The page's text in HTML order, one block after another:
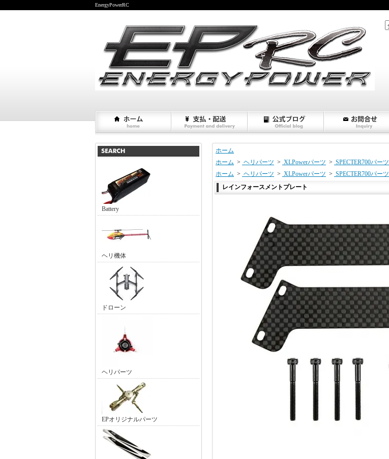
EnergyPowerRC
Battery
ヘリ機体
ドローン
ヘリパーツ
EPオリジナルパーツ
ホーム
ホーム > ヘリパーツ > XLPowerパーツ > SPECTER700パーツ
ホーム > ヘリパーツ > XLPowerパーツ > SPECTER700パーツ
レインフォースメントプレート